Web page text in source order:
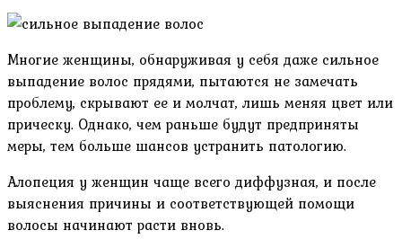
Многие женщины, обнаруживая у себя даже сильное
выпадение волос прядями, пытаются не замечать
проблему, скрывают ее и молчат, лишь меняя цвет или
прическу. Однако, чем раньше будут предприняты
меры, тем больше шансов устранить патологию.
Алопеция у женщин чаще всего диффузная, и после
выяснения причины и соответствующей помощи
волосы начинают расти вновь.